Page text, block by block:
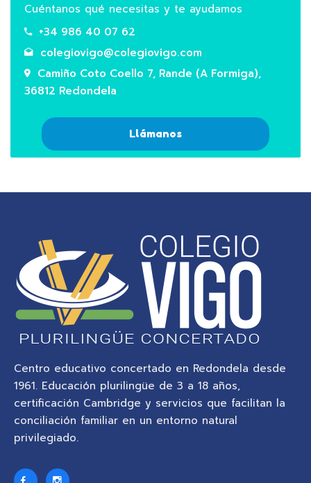
Cuéntanos qué necesitas y te ayudamos
+34 986 40 07 62
colegiovigo@colegiovigo.com
Camiño Coto Coello 7, Rande (A Formiga),
36812 Redondela
Llámanos
Centro educativo concertado en Redondela desde
1961. Educación plurilingüe de 3 a 18 años,
certificación Cambridge y servicios que facilitan la
conciliación familiar en un entorno natural
privilegiado.